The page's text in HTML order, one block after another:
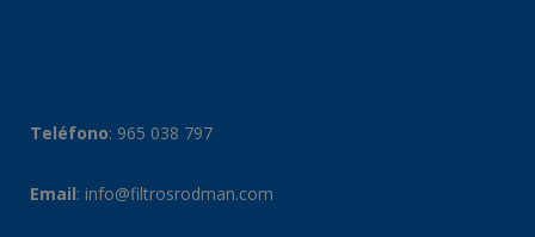
Teléfono: 965 038 797
Email: info@filtrosrodman.com